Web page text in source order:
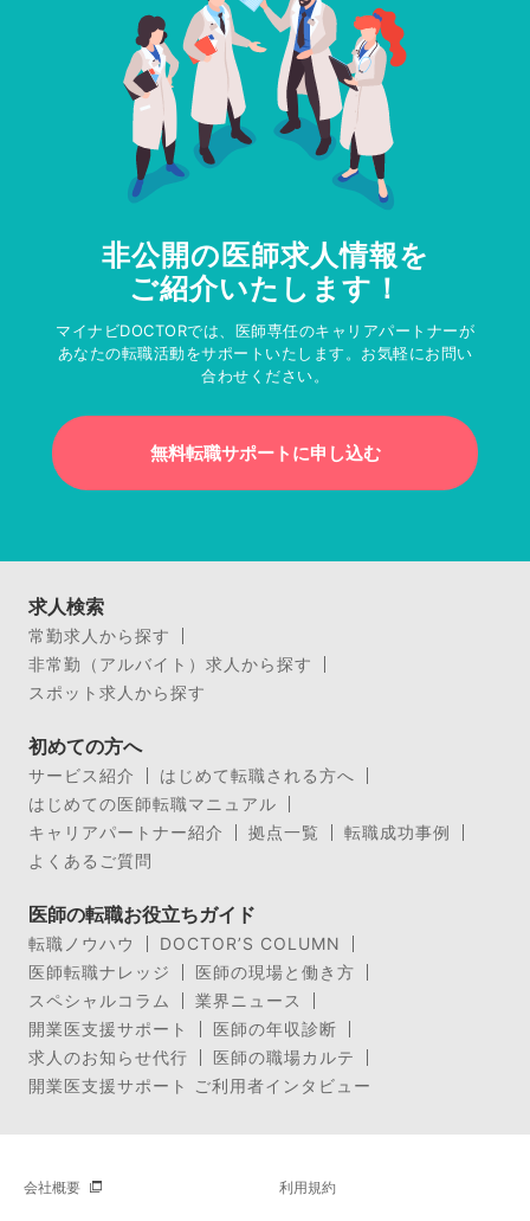
非公開の医師求人情報を
ご紹介いたします！
マイナビDOCTORでは、医師専任のキャリアパートナーが
あなたの転職活動をサポートいたします。お気軽にお問い
合わせください。
無料転職サポートに申し込む
求人検索
常勤求人から探す
非常勤（アルバイト）求人から探す
スポット求人から探す
初めての方へ
サービス紹介
はじめて転職される方へ
はじめての医師転職マニュアル
キャリアパートナー紹介
拠点一覧
転職成功事例
よくあるご質問
医師の転職お役立ちガイド
転職ノウハウ
DOCTOR’S COLUMN
医師転職ナレッジ
医師の現場と働き方
スペシャルコラム
業界ニュース
開業医支援サポート
医師の年収診断
求人のお知らせ代行
医師の職場カルテ
開業医支援サポート ご利用者インタビュー
会社概要 利用規約